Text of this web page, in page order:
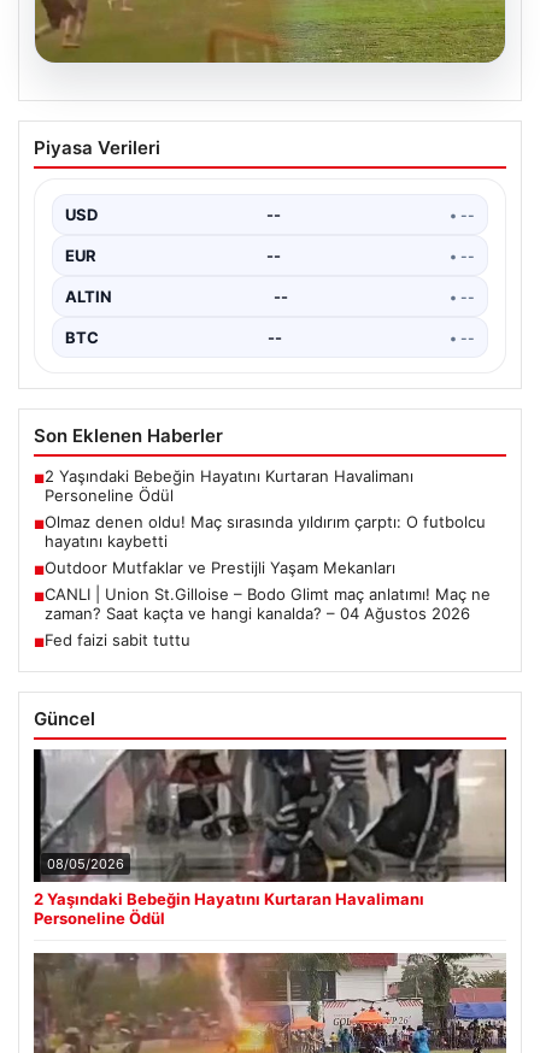
04.08.2026
Olmaz denen oldu! Maç sırasında
yıldırım çarptı: O futbolcu hayatını
Piyasa Verileri
USD -- • --
EUR -- • --
ALTIN -- • --
BTC -- • --
Son Eklenen Haberler
■2 Yaşındaki Bebeğin Hayatını Kurtaran Havalimanı
Personeline Ödül
■Olmaz denen oldu! Maç sırasında yıldırım çarptı: O futbolcu
hayatını kaybetti
■Outdoor Mutfaklar ve Prestijli Yaşam Mekanları
■CANLI | Union St.Gilloise – Bodo Glimt maç anlatımı! Maç ne
zaman? Saat kaçta ve hangi kanalda? – 04 Ağustos 2026
■Fed faizi sabit tuttu
Güncel
08/05/2026
2 Yaşındaki Bebeğin Hayatını Kurtaran Havalimanı
Personeline Ödül